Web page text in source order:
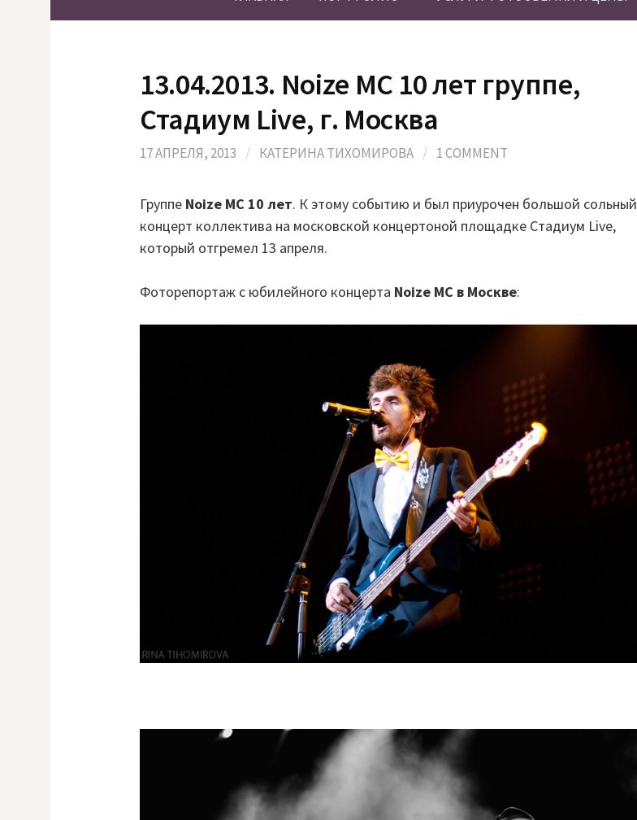
13.04.2013. Noize MC 10 лет группе,
Стадиум Live, г. Москва
17 АПРЕЛЯ, 2013 / КАТЕРИНА ТИХОМИРОВА / 1 COMMENT
Группе Noize MC 10 лет. К этому событию и был приурочен большой сольный
концерт коллектива на московской концертоной площадке Стадиум Live,
который отгремел 13 апреля.
Фоторепортаж с юбилейного концерта Noize MC в Москве: